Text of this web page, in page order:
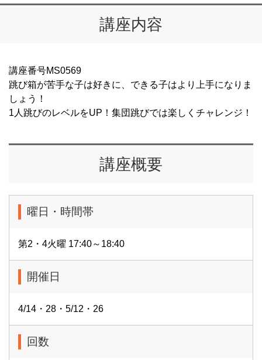
講座内容
講座番号MS0569
跳び箱が苦手な子は好きに、できる子はより上手になりま
しょう！
1人跳びのレベルをUP！集団跳びでは楽しくチャレンジ！
講座概要
曜日・時間帯
第2・4火曜 17:40～18:40
開催日
4/14・28・5/12・26
回数